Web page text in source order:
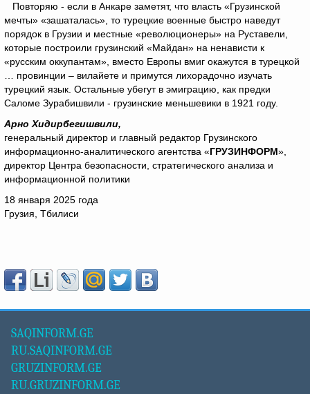
Повторяю - если в Анкаре заметят, что власть «Грузинской
мечты» «зашаталась», то турецкие военные быстро наведут
порядок в Грузии и местные «революционеры» на Руставели,
которые построили грузинский «Майдан» на ненависти к
«русским оккупантам», вместо Европы вмиг окажутся в турецкой
… провинции – вилайете и примутся лихорадочно изучать
турецкий язык. Остальные убегут в эмиграцию, как предки
Саломе Зурабишвили - грузинские меньшевики в 1921 году.
Арно Хидирбегишвили,
генеральный директор и главный редактор Грузинского
информационно-аналитического агентства «ГРУЗИНФОРМ»,
директор Центра безопасности, стратегического анализа и
информационной политики
18 января 2025 года
Грузия, Тбилиси
SAQINFORM.GE
RU.SAQINFORM.GE
GRUZINFORM.GE
RU.GRUZINFORM.GE